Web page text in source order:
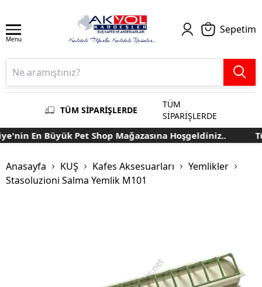
Menu
Sepetim
TÜM SİPARİŞLERDE
TÜM
SİPARİŞLERDE
En Büyük Pet Shop Mağazasına Hoşgeldiniz..
Anasayfa KUŞ Kafes Aksesuarları
Yemlikler
Stasoluzioni Salma Yemlik M101